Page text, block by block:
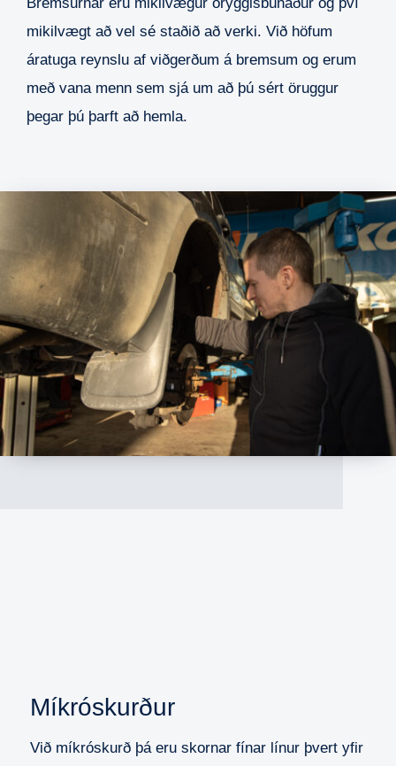
mikilvægt að vel sé staðið að verki. Við höfum
áratuga reynslu af viðgerðum á bremsum og erum
með vana menn sem sjá um að þú sért öruggur
þegar þú þarft að hemla.
Míkróskurður
Við míkróskurð þá eru skornar fínar línur þvert yfir